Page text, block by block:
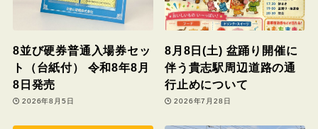
8並び硬券普通入場券セッ
ト（台紙付） 令和8年8月
8日発売
2026年8月5日
8月8日(土) 盆踊り開催に
伴う貴志駅周辺道路の通
行止めについて
2026年7月28日